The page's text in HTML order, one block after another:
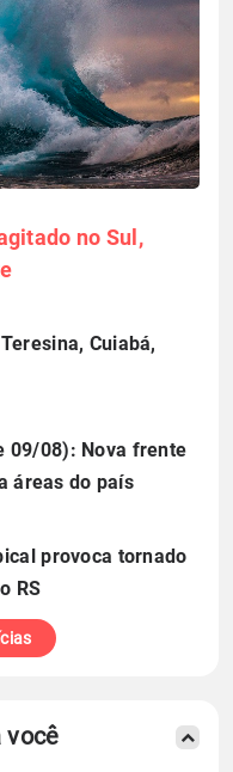
no Sul,
Cuiabá,
09/08): Nova frente
áreas do país
provoca tornado
RS
você